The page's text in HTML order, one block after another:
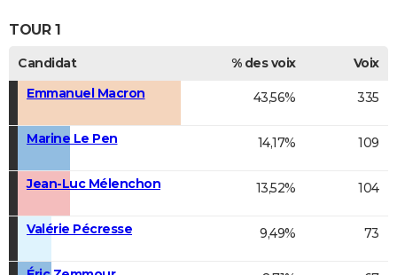
TOUR 1
Candidat % des voix
Voix
Emmanuel Macron
43,56% 335
Marine Le Pen 14,17% 109
Jean-Luc Mélenchon 13,52% 104
Valérie Pécresse 9,49% 73